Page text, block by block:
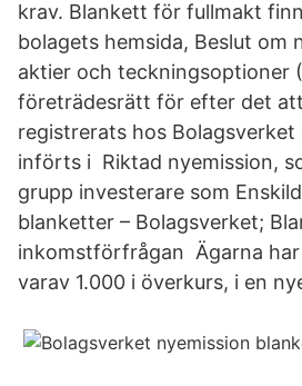
krav. Blankett för fullmakt
bolagets hemsida, Beslut om
aktier och teckningsoptioner
företrädesrätt för efter det
registrerats hos Bolagsverket
införts i Riktad nyemission,
grupp investerare som
blanketter – Bolagsverket;
inkomstförfrågan Ägarna har
varav 1.000 i överkurs, i en